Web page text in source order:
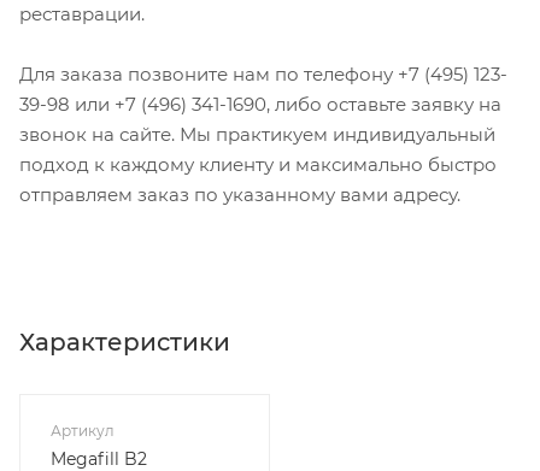
реставрации.
Для заказа позвоните нам по телефону +7 (495) 123-
39-98 или +7 (496) 341-1690, либо оставьте заявку на
звонок на сайте. Мы практикуем индивидуальный
подход к каждому клиенту и максимально быстро
отправляем заказ по указанному вами адресу.
Характеристики
Артикул
Megafill B2